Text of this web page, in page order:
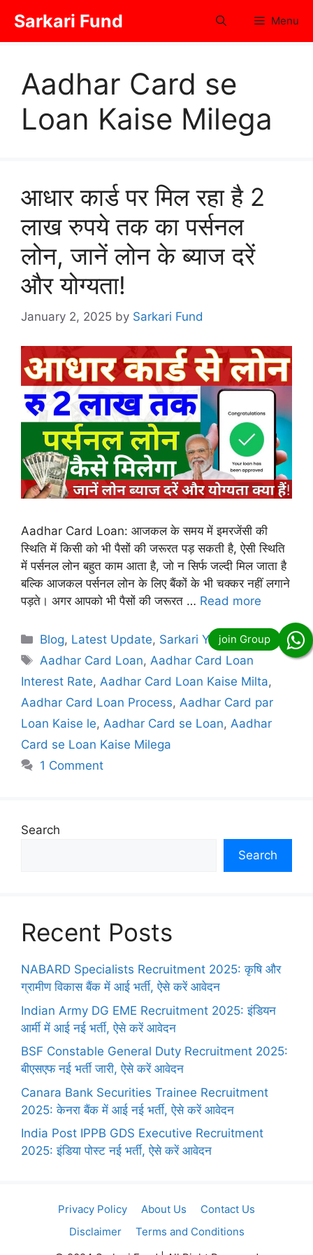
content
Sarkari Fund Menu
Aadhar Card se
Loan Kaise Milega
आधार कार्ड पर मिल रहा है 2
लाख रुपये तक का पर्सनल
लोन, जानें लोन के ब्याज दरें
और योग्यता!
January 2, 2025 by Sarkari Fund
Aadhar Card Loan: आजकल के समय में इमरजेंसी की
स्थिति में किसी को भी पैसों की जरूरत पड़ सकती है, ऐसी स्थिति
में पर्सनल लोन बहुत काम आता है, जो न सिर्फ जल्दी मिल जाता है
बल्कि आजकल पर्सनल लोन के लिए बैंकों के भी चक्कर नहीं लगाने
पड़ते। अगर आपको भी पैसों की जरूरत … Read more
Categories
Blog, Latest Update, Sarkari Yojana
Tags
Aadhar Card Loan,Aadhar Card Loan
Interest Rate, Aadhar Card Loan Kaise Milta,
Aadhar Card Loan Process, Aadhar Card par
Loan Kaise le, Aadhar Card se Loan, Aadhar
Card se Loan Kaise Milega
1 Comment
Search
Search
Recent Posts
NABARD Specialists Recruitment 2025: कृषि और
ग्रामीण विकास बैंक में आई भर्ती, ऐसे करें आवेदन
Indian Army DG EME Recruitment 2025: इंडियन
आर्मी में आई नई भर्ती, ऐसे करें आवेदन
BSF Constable General Duty Recruitment 2025:
बीएसएफ नई भर्ती जारी, ऐसे करें आवेदन
Canara Bank Securities Trainee Recruitment
2025: केनरा बैंक में आई नई भर्ती, ऐसे करें आवेदन
India Post IPPB GDS Executive Recruitment
2025: इंडिया पोस्ट नई भर्ती, ऐसे करें आवेदन
Privacy Policy About Us
Contact Us
Disclaimer
Terms and Conditions